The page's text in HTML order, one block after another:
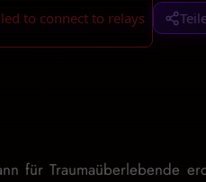
für Traumaüberlebende